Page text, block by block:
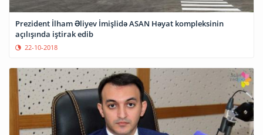
Prezident İlham Əliyev İmişlidə ASAN Həyat kompleksinin
açılışında iştirak edib
22-10-2018